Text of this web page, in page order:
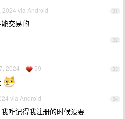
31
2024 via Android
交易的
32
33
2024 59
34
via Android
咋记得我注册的时候没要